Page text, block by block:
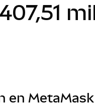
en MetaMask